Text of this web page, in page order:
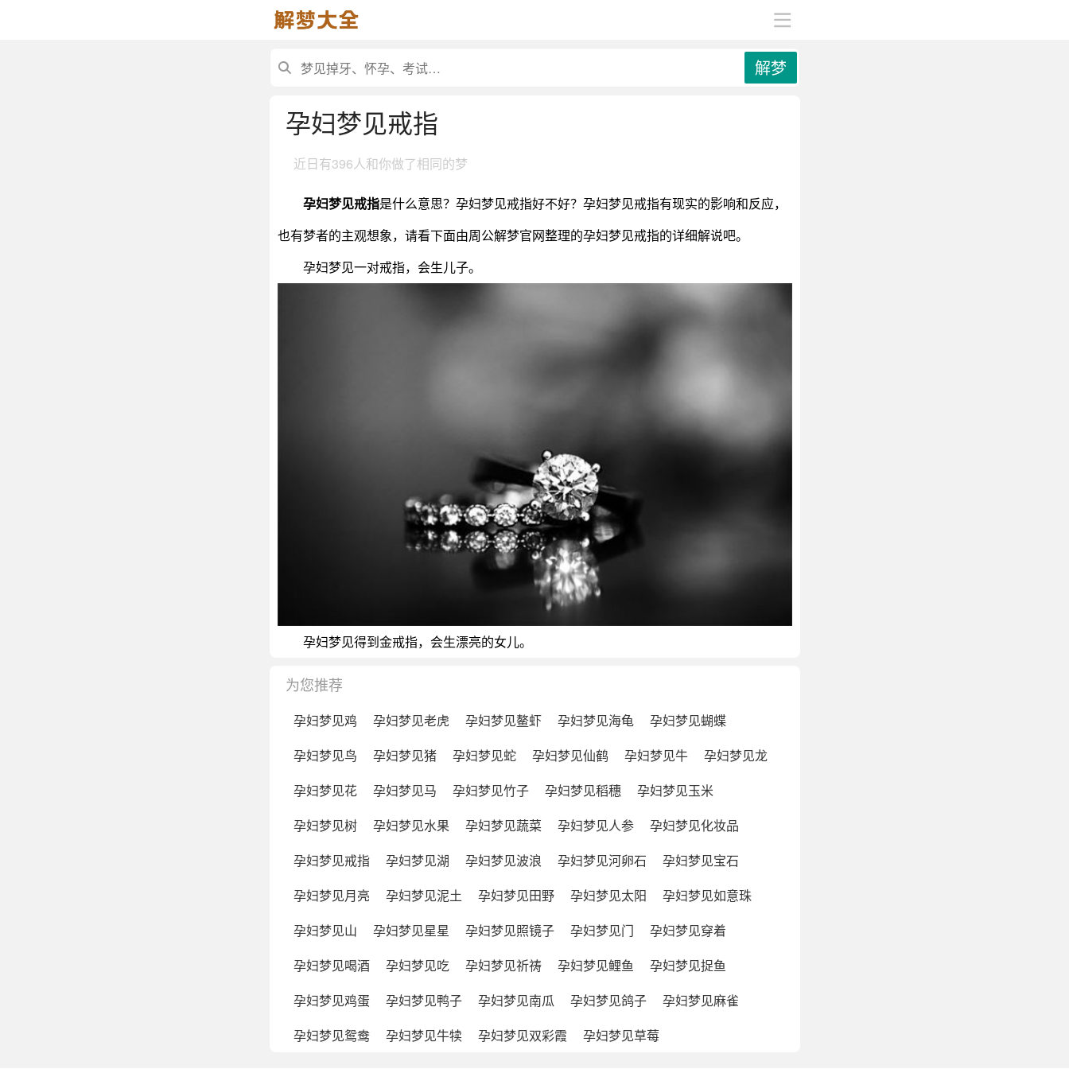
解梦
孕妇梦见戒指
近日有396人和你做了相同的梦
孕妇梦见戒指是什么意思？孕妇梦见戒指好不好？孕妇梦见戒指有现实的影响和反应，
也有梦者的主观想象，请看下面由周公解梦官网整理的孕妇梦见戒指的详细解说吧。
孕妇梦见一对戒指，会生儿子。
孕妇梦见得到金戒指，会生漂亮的女儿。
为您推荐
孕妇梦见鸡 孕妇梦见老虎 孕妇梦见鳌虾 孕妇梦见海龟
孕妇梦见蝴蝶
孕妇梦见鸟
孕妇梦见猪 孕妇梦见蛇 孕妇梦见仙鹤 孕妇梦见牛
孕妇梦见龙
孕妇梦见花
孕妇梦见马 孕妇梦见竹子 孕妇梦见稻穗
孕妇梦见玉米
孕妇梦见树
孕妇梦见水果 孕妇梦见蔬菜 孕妇梦见人参
孕妇梦见化妆品
孕妇梦见戒指
孕妇梦见湖 孕妇梦见波浪 孕妇梦见河卵石
孕妇梦见宝石
孕妇梦见月亮
孕妇梦见泥土 孕妇梦见田野 孕妇梦见太阳
孕妇梦见如意珠
孕妇梦见山
孕妇梦见星星 孕妇梦见照镜子 孕妇梦见门
孕妇梦见穿着
孕妇梦见喝酒
孕妇梦见吃 孕妇梦见祈祷 孕妇梦见鲤鱼
孕妇梦见捉鱼
孕妇梦见鸡蛋
孕妇梦见鸭子 孕妇梦见南瓜 孕妇梦见鸽子
孕妇梦见麻雀
孕妇梦见鸳鸯
孕妇梦见牛犊 孕妇梦见双彩霞 孕妇梦见草莓